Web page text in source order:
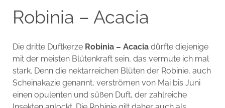
Robinia – Acacia
Die dritte Duftkerze Robinia – Acaciadürfte diejenige
mit der meisten Blütenkraft sein, das vermute ich mal
stark. Denn die nektarreichen Blüten der Robinie, auch
Scheinakazie genannt, verströmen von Mai bis Juni
einen opulenten und süßen Duft, der zahlreiche